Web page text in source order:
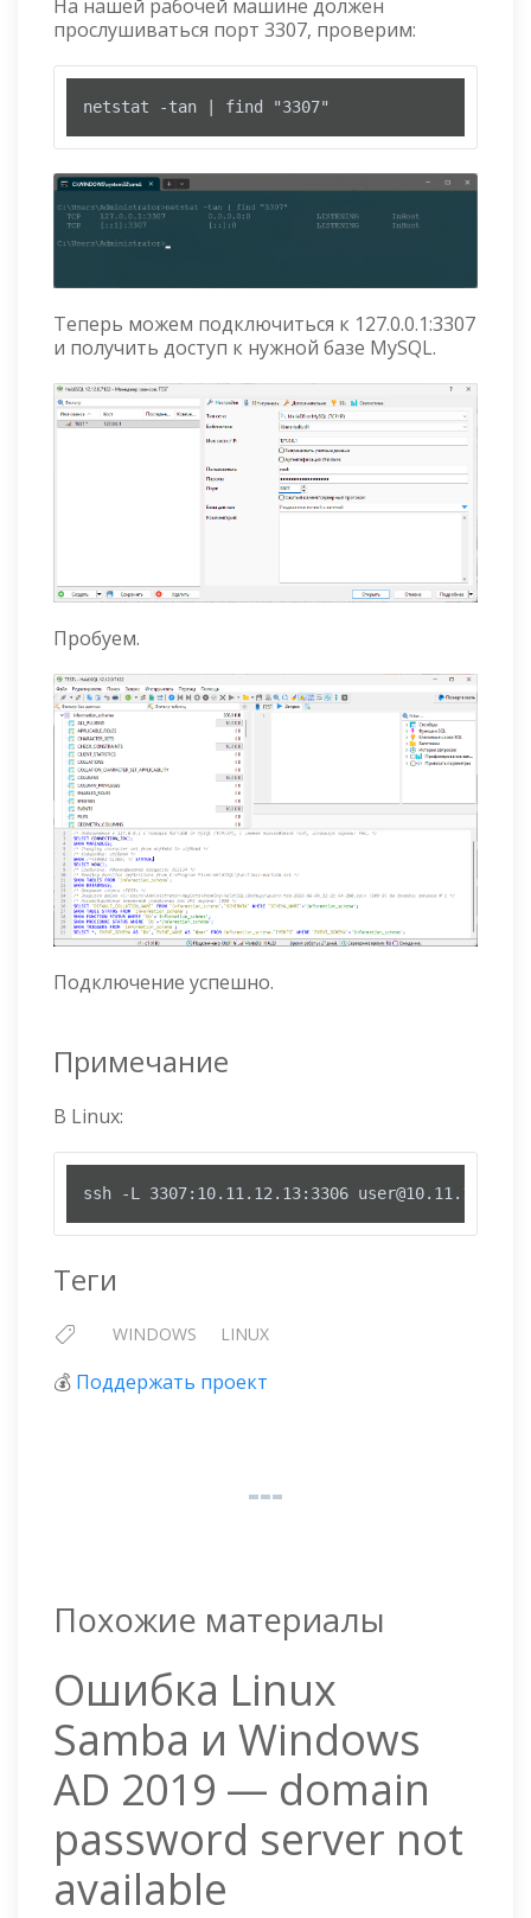
На нашей рабочей машине должен
прослушиваться порт 3307, проверим:
netstat -tan | find "3307"
Теперь можем подключиться к 127.0.0.1:3307
и получить доступ к нужной базе MySQL.
Пробуем.
Подключение успешно.
Примечание
В Linux:
ssh -L 3307:10.11.12.13:3306 user@10.11.12.14
Теги
WINDOWS LINUX
💰 Поддержать проект
Похожие материалы
Ошибка Linux
Samba и Windows
AD 2019 — domain
password server not
available